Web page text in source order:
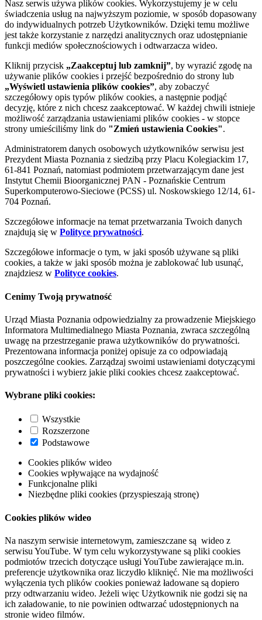
Nasz serwis używa plików cookies. Wykorzystujemy je w celu
świadczenia usług na najwyższym poziomie, w sposób dopasowany
do indywidualnych potrzeb Użytkowników. Dzięki temu możliwe
jest także korzystanie z narzędzi analitycznych oraz udostępnianie
funkcji mediów społecznościowych i odtwarzacza wideo.
Kliknij przycisk „Zaakceptuj lub zamknij”, by wyrazić zgodę na
używanie plików cookies i przejść bezpośrednio do strony lub
„Wyświetl ustawienia plików cookies”, aby zobaczyć
szczegółowy opis typów plików cookies, a następnie podjąć
decyzję, które z nich chcesz zaakceptować. W każdej chwili istnieje
możliwość zarządzania ustawieniami plików cookies - w stopce
strony umieściliśmy link do "Zmień ustawienia Cookies".
Administratorem danych osobowych użytkowników serwisu jest
Prezydent Miasta Poznania z siedzibą przy Placu Kolegiackim 17,
61-841 Poznań, natomiast podmiotem przetwarzającym dane jest
Instytut Chemii Bioorganicznej PAN - Poznańskie Centrum
Superkomputerowo-Sieciowe (PCSS) ul. Noskowskiego 12/14, 61-
704 Poznań.
Szczegółowe informacje na temat przetwarzania Twoich danych
znajdują się w Polityce prywatności.
Szczegółowe informacje o tym, w jaki sposób używane są pliki
cookies, a także w jaki sposób można je zablokować lub usunąć,
znajdziesz w Polityce cookies.
Cenimy Twoją prywatność
Urząd Miasta Poznania odpowiedzialny za prowadzenie Miejskiego
Informatora Multimedialnego Miasta Poznania, zwraca szczególną
uwagę na przestrzeganie prawa użytkowników do prywatności.
Prezentowana informacja poniżej opisuje za co odpowiadają
poszczególne cookies. Zarządzaj swoimi ustawieniami dotyczącymi
prywatności i wybierz jakie pliki cookies chcesz zaakceptować.
Wybrane pliki cookies:
Wszystkie
Rozszerzone
Podstawowe
Cookies plików wideo
Cookies wpływające na wydajność
Funkcjonalne pliki
Niezbędne pliki cookies (przyspieszają stronę)
Cookies plików wideo
Na naszym serwisie internetowym, zamieszczane są wideo z
serwisu YouTube. W tym celu wykorzystywane są pliki cookies
podmiotów trzecich dotyczące usługi YouTube zawierające m.in.
preferencje użytkownika oraz liczydło kliknięć. Nie ma możliwości
wyłączenia tych plików cookies ponieważ ładowane są dopiero
przy odtwarzaniu wideo. Jeżeli więc Użytkownik nie godzi się na
ich załadowanie, to nie powinien odtwarzać udostępnionych na
stronie wideo filmów.